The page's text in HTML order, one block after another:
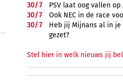
30/7
PSV laat oog vallen
30/7
Ook NEC in de race
30/7
Heb jij Mijnans al in
gezet?
Stel hier in welk nieuws jij